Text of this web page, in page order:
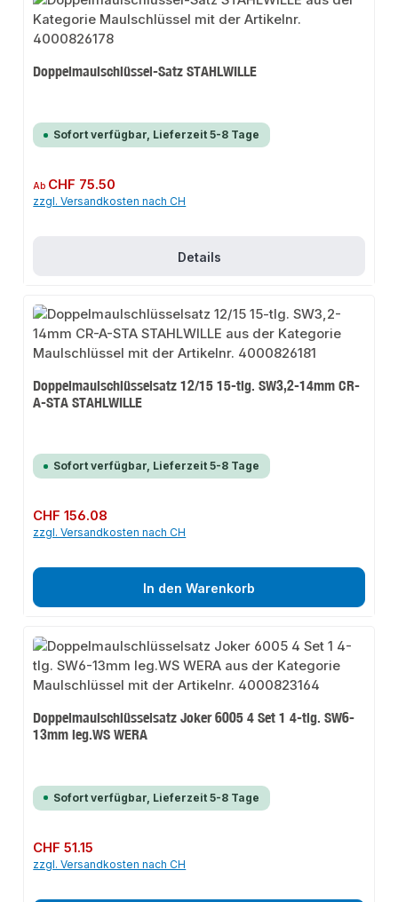
Doppelmaulschlüssel-Satz STAHLWILLE
Sofort verfügbar, Lieferzeit 5-8 Tage
Regulärer Preis:
Ab CHF 75.50
zzgl. Versandkosten nach CH
Details
Doppelmaulschlüsselsatz 12/15 15-tlg. SW3,2-14mm CR-
A-STA STAHLWILLE
Sofort verfügbar, Lieferzeit 5-8 Tage
Regulärer Preis:
CHF 156.08
zzgl. Versandkosten nach CH
In den Warenkorb
Doppelmaulschlüsselsatz Joker 6005 4 Set 1 4-tlg. SW6-
13mm leg.WS WERA
Sofort verfügbar, Lieferzeit 5-8 Tage
Regulärer Preis:
CHF 51.15
zzgl. Versandkosten nach CH